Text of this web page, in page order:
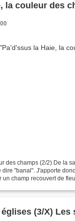
la couleur des
des champs (2/2) De la
"banal". J'apporte
champ recouvert de
(3/X) Les